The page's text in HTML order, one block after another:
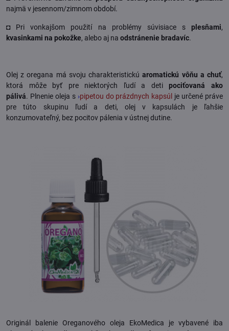
najmä v jesennom/zimnom období.
◘ Pri vonkajšom použití na problémy súvisiace s plesňami,
kvasinkami na pokožke, alebo aj na odstránenie bradavíc.
Olej z oregana má svoju charakteristickú aromatickú vôňu a chuť,
ktorá môže byť pre niektorých ľudí a detipociťovaná ako
pálivá. Plnenie oleja s ›pipetou do prázdnych kapsúl je určené práve
pre túto skupinu ľudí a deti, olej v kapsulách je ľahšie
konzumovateľný, bez pocitov pálenia v ústnej dutine.
Originál balenie Oreganového oleja EkoMedica je vybavené iba